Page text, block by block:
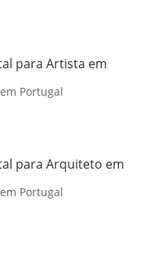
para Artista em
Portugal
para Arquiteto em
Portugal